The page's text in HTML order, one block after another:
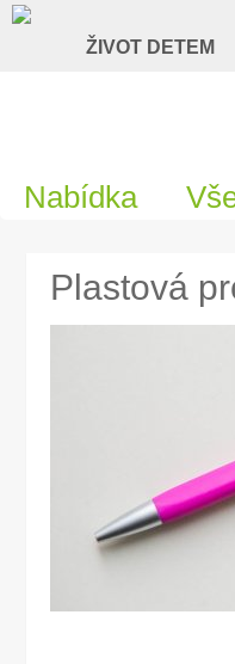
Nabídka
Plastová